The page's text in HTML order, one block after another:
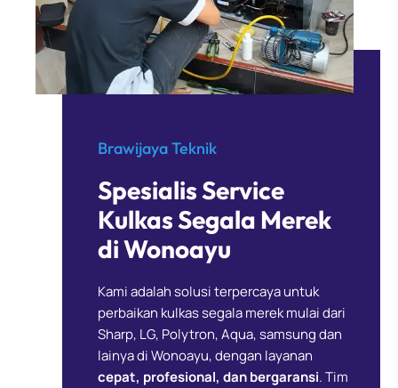
Brawijaya Teknik
Spesialis Service
Kulkas Segala Merek
di Wonoayu
Kami adalah solusi terpercaya untuk
perbaikan kulkas segala merek mulai dari
Sharp, LG, Polytron, Aqua, samsung dan
lainya di Wonoayu, dengan layanan
cepat, profesional, dan bergaransi. Tim